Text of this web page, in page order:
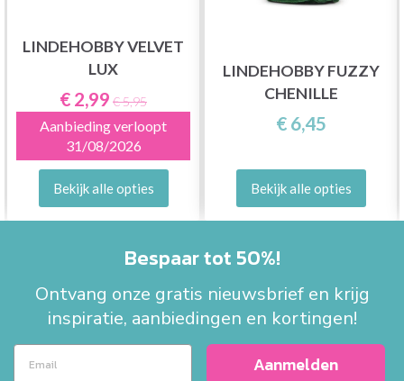
LINDEHOBBY VELVET
LUX
€ 2,99 € 5,95
Aanbieding verloopt
31/08/2026
Bekijk alle opties
LINDEHOBBY FUZZY
CHENILLE
€ 6,45
Bekijk alle opties
Bespaar tot 50%!
Ontvang onze gratis nieuwsbrief en krijg
inspiratie, aanbiedingen en kortingen!
Aanmelden